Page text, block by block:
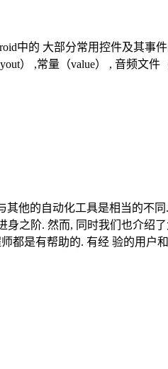
中的 大部分常用控件及其事
） ,常量（value） , 音频文
他的自动化工具是相当的不
之阶. 然而, 同时我们也介绍
都是有帮助的. 有经 验的用户